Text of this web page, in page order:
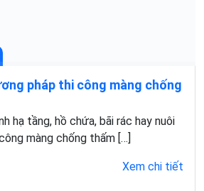
pháp thi công màng chống
hạ tầng, hồ chứa, bãi rác hay nuôi
màng chống thấm […]
Xem chi tiết